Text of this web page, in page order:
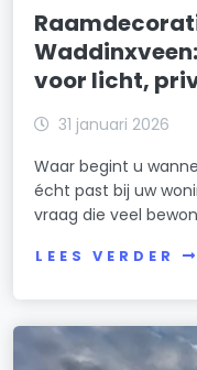
voor licht,
31 januari 2026
Waar begint u
écht past bij uw
vraag die veel
LEES VERDER